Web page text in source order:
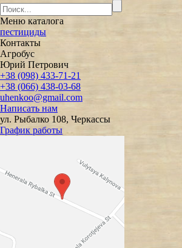
Меню каталога
пестициды
Контакты
Агробус
Юрий Петрович
+38 (098) 433-71-21
+38 (066) 438-03-68
uhenkoo@gmail.com
Написать нам
ул. Рыбалко 108, Черкассы
График работы